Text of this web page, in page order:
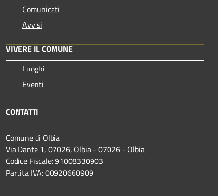
Comunicati
Avvisi
VIVERE IL COMUNE
Luoghi
Eventi
CONTATTI
Comune di Olbia
Via Dante 1, 07026, Olbia - 07026 - Olbia
Codice Fiscale: 91008330903
Partita IVA: 00920660909